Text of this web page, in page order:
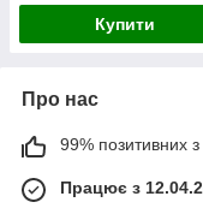
Купити
Про нас
99% позитивних з
Працює з